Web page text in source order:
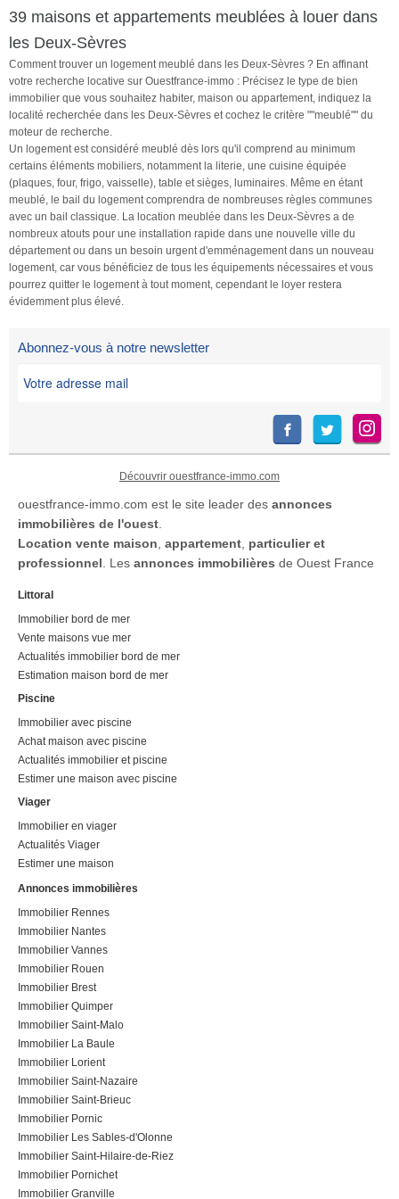
39 maisons et appartements meublées à louer dans
les Deux-Sèvres
Comment trouver un logement meublé dans les Deux-Sèvres ? En affinant
votre recherche locative sur Ouestfrance-immo : Précisez le type de bien
immobilier que vous souhaitez habiter, maison ou appartement, indiquez la
localité recherchée dans les Deux-Sèvres et cochez le critère ""meublé"" du
moteur de recherche.
Un logement est considéré meublé dès lors qu'il comprend au minimum
certains éléments mobiliers, notamment la literie, une cuisine équipée
(plaques, four, frigo, vaisselle), table et sièges, luminaires. Même en étant
meublé, le bail du logement comprendra de nombreuses règles communes
avec un bail classique. La location meublée dans les Deux-Sèvres a de
nombreux atouts pour une installation rapide dans une nouvelle ville du
département ou dans un besoin urgent d'emménagement dans un nouveau
logement, car vous bénéficiez de tous les équipements nécessaires et vous
pourrez quitter le logement à tout moment, cependant le loyer restera
évidemment plus élevé.
Abonnez-vous à notre newsletter
Découvrir ouestfrance-immo.com
ouestfrance-immo.com est le site leader des annonces
immobilières de l'ouest
Location vente maison appartement particulier et
professionnel . Les annonces immobilières de Ouest France
Littoral
Immobilier bord de mer
Vente maisons vue mer
Actualités immobilier bord de mer
Estimation maison bord de mer
Piscine
Immobilier avec piscine
Achat maison avec piscine
Actualités immobilier et piscine
Estimer une maison avec piscine
Viager
Immobilier en viager
Actualités Viager
Estimer une maison
Annonces immobilières
Immobilier Rennes
Immobilier Nantes
Immobilier Vannes
Immobilier Rouen
Immobilier Brest
Immobilier Quimper
Immobilier Saint-Malo
Immobilier La Baule
Immobilier Lorient
Immobilier Saint-Nazaire
Immobilier Saint-Brieuc
Immobilier Pornic
Immobilier Les Sables-d'Olonne
Immobilier Saint-Hilaire-de-Riez
Immobilier Pornichet
Immobilier Granville